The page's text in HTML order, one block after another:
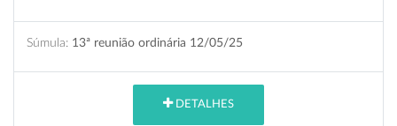
Súmula: 13ª reunião ordinária 12/05/25
DETALHES